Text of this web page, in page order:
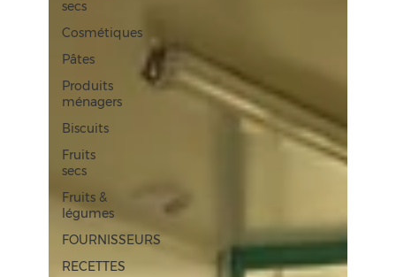
secs
Cosmétiques
Pâtes
Produits
ménagers
Biscuits
Fruits
secs
Fruits &
légumes
FOURNISSEURS
RECETTES